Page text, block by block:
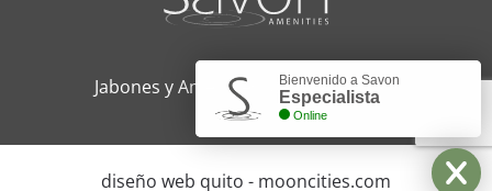
Jabones y Amenities, Quito - Ecuador
diseño web quito - mooncities.com
Bienvenido a Savon
Especialista
Online